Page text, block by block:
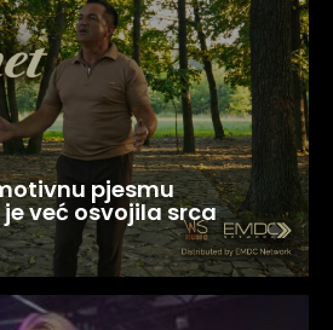
pjesmu
već osvojila srca